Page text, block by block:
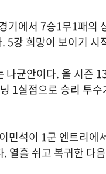
기에서 7승1무1패의
5강 희망이 보이기
나균안이다. 올 시즌
1실점으로 승리 투
민석이 1군 엔트리에
. 열흘 쉬고 복귀한 다